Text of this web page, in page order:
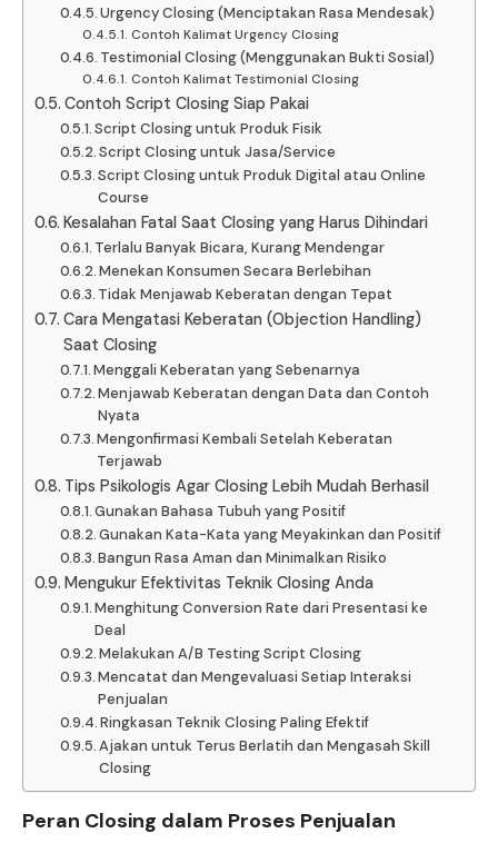
Urgency Closing (Menciptakan Rasa Mendesak)
Contoh Kalimat Urgency Closing
Testimonial Closing (Menggunakan Bukti Sosial)
Contoh Kalimat Testimonial Closing
Contoh Script Closing Siap Pakai
Script Closing untuk Produk Fisik
Script Closing untuk Jasa/Service
Script Closing untuk Produk Digital atau Online
Course
Kesalahan Fatal Saat Closing yang Harus Dihindari
Terlalu Banyak Bicara, Kurang Mendengar
Menekan Konsumen Secara Berlebihan
Tidak Menjawab Keberatan dengan Tepat
Cara Mengatasi Keberatan (Objection Handling)
Saat Closing
Menggali Keberatan yang Sebenarnya
Menjawab Keberatan dengan Data dan Contoh
Nyata
Mengonfirmasi Kembali Setelah Keberatan
Terjawab
Tips Psikologis Agar Closing Lebih Mudah Berhasil
Gunakan Bahasa Tubuh yang Positif
Gunakan Kata-Kata yang Meyakinkan dan Positif
Bangun Rasa Aman dan Minimalkan Risiko
Mengukur Efektivitas Teknik Closing Anda
Menghitung Conversion Rate dari Presentasi ke
Deal
Melakukan A/B Testing Script Closing
Mencatat dan Mengevaluasi Setiap Interaksi
Penjualan
Ringkasan Teknik Closing Paling Efektif
Ajakan untuk Terus Berlatih dan Mengasah Skill
Closing
Peran Closing dalam Proses Penjualan